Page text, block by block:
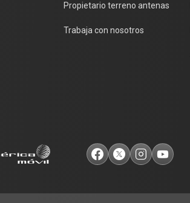
Propietario terreno antenas
Trabaja con nosotros